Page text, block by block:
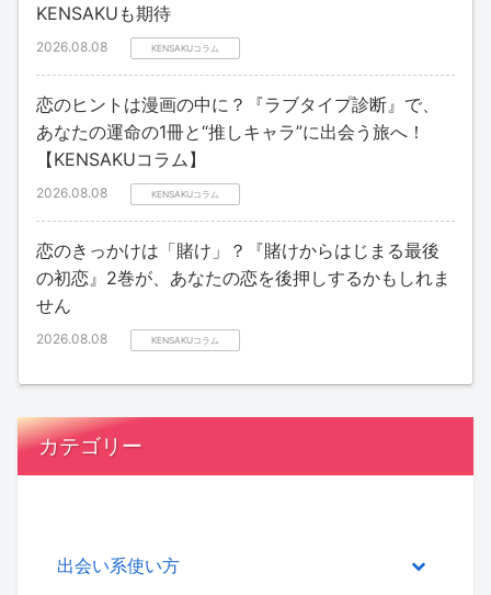
KENSAKUも期待
2026.08.08 KENSAKUコラム
恋のヒントは漫画の中に？『ラブタイプ診断』で、
あなたの運命の1冊と“推しキャラ”に出会う旅へ！
【KENSAKUコラム】
2026.08.08 KENSAKUコラム
恋のきっかけは「賭け」？『賭けからはじまる最後
の初恋』2巻が、あなたの恋を後押しするかもしれま
せん
2026.08.08 KENSAKUコラム
カテゴリー
出会い系使い方